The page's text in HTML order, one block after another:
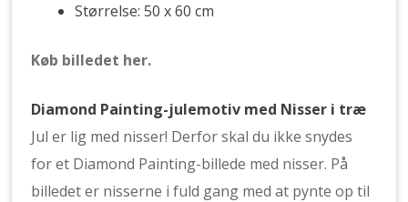
Størrelse: 50 x 60 cm
Køb billedet her.
Diamond Painting-julemotiv med Nisser i træ
Jul er lig med nisser! Derfor skal du ikke snydes
for et Diamond Painting-billede med nisser. På
billedet er nisserne i fuld gang med at pynte op til